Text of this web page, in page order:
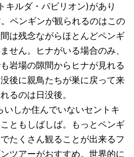
キルダ・パビリオン)があり
ペンギンが観られるのはこの
は残念ながらほとんどペンギ
せん。ヒナがいる場合のみ、
岩場の隙間からヒナが見れる
後に親鳥たちが巣に戻って来
るのは日没後。
しか住んでいないセントキ
ともしばしば。もっとペンギ
たくさん観ることが出来るフ
ツアーがおすすめ。世界的に